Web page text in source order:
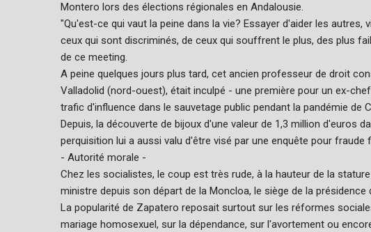
Montero lors des élections régionales en Andalousie.
"Qu'est-ce qui vaut la peine dans la vie? Essayer d'aider les autres,
ceux qui sont discriminés, de ceux qui souffrent le plus, des plus
de ce meeting.
A peine quelques jours plus tard, cet ancien professeur de droit
Valladolid (nord-ouest), était inculpé - une première pour un ex-
trafic d'influence dans le sauvetage public pendant la pandémie de
Depuis, la découverte de bijoux d'une valeur de 1,3 million d'euros
perquisition lui a aussi valu d'être visé par une enquête pour fraude
- Autorité morale -
Chez les socialistes, le coup est très rude, à la hauteur de la
ministre depuis son départ de la Moncloa, le siège de la présidence
La popularité de Zapatero reposait surtout sur les réformes
mariage homosexuel, sur la dépendance, sur l'avortement ou